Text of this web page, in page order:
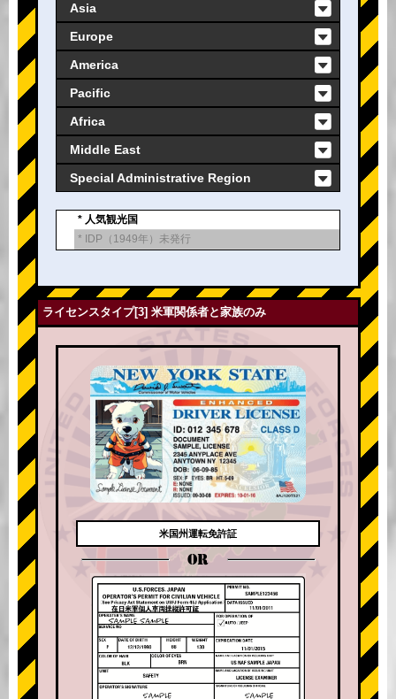
Asia
Europe
America
Pacific
Africa
Middle East
Special Administrative Region
* 人気観光国
* IDP（1949年）未発行
ライセンスタイプ[3] 米軍関係者と家族のみ
米国州運転免許証
OR